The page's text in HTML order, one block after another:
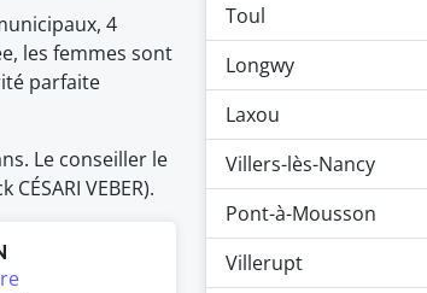
4
les femmes sont
parfaite
Le conseiller le
VEBER).
Toul
Longwy
Laxou
Villers-lès-Nancy
Pont-à-Mousson
Villerupt